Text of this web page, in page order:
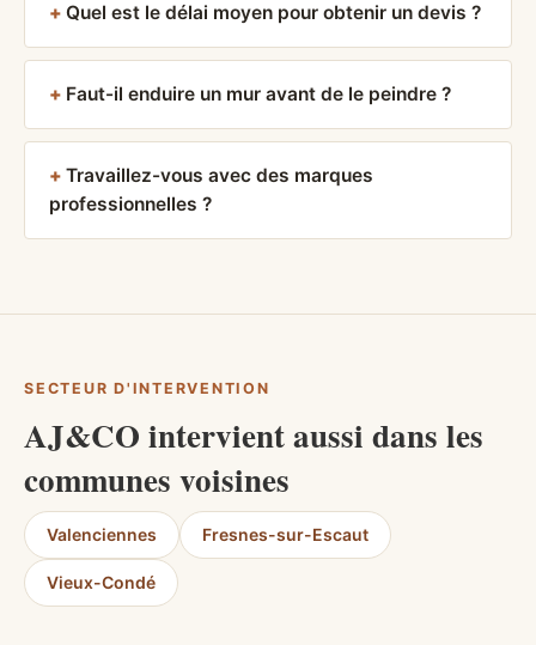
Quel est le délai moyen pour obtenir un devis ?
Faut-il enduire un mur avant de le peindre ?
Travaillez-vous avec des marques
professionnelles ?
SECTEUR D'INTERVENTION
AJ&CO intervient aussi dans les
communes voisines
Valenciennes Fresnes-sur-Escaut
Vieux-Condé